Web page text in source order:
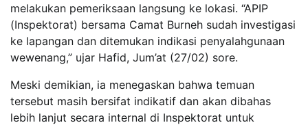
melakukan pemeriksaan langsung ke lokasi. “APIP
(Inspektorat) bersama Camat Burneh sudah investigasi
ke lapangan dan ditemukan indikasi penyalahgunaan
wewenang,” ujar Hafid, Jum’at (27/02) sore.
Meski demikian, ia menegaskan bahwa temuan
tersebut masih bersifat indikatif dan akan dibahas
lebih lanjut secara internal di Inspektorat untuk